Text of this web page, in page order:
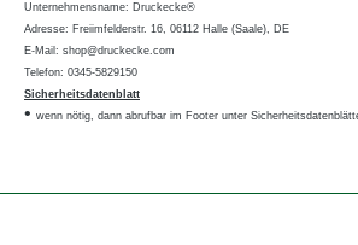
Unternehmensname: Druckecke®
Adresse: Freiimfelderstr. 16, 06112 Halle (Saale), DE
E-Mail: shop@druckecke.com
Telefon: 0345-5829150
Sicherheitsdatenblatt
• wenn nötig, dann abrufbar im Footer unter